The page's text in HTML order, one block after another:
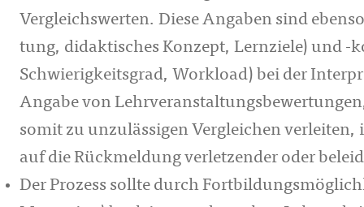
Vergleichswerten. Diese An­gaben sind
tung, didaktisches Konzept, Lernziele) und -
Schwierigkeitsgrad, Workload) bei der
Angabe von
somit zu unzulässigen Vergleichen verleiten,
auf die Rückmeldung ver­letzen­der oder
Der Prozess sollte durch